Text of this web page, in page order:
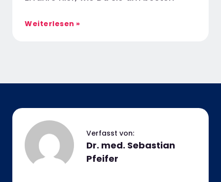
Weiterlesen »
Dr. med. Sebastian
Pfeifer